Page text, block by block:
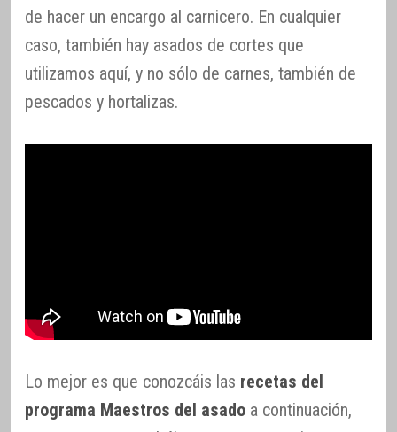
de hacer un encargo al carnicero. En cualquier
caso, también hay asados de cortes que
utilizamos aquí, y no sólo de carnes, también de
pescados y hortalizas.
Lo mejor es que conozcáis las recetas del
programa Maestros del asado a continuación,